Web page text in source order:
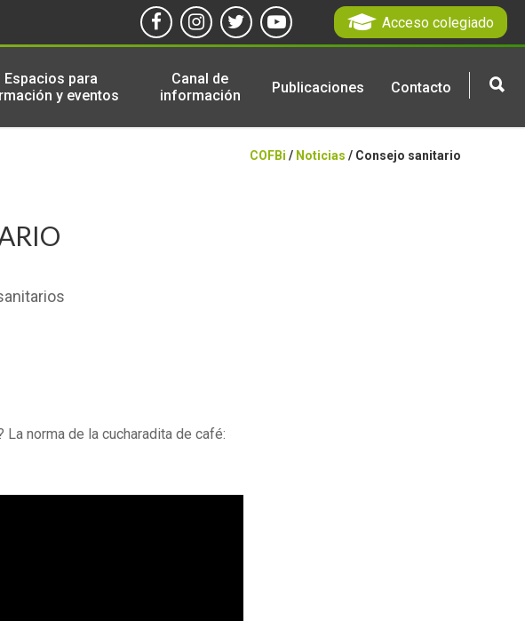
Acceso colegiado
Espacios para
y eventos
Canal de
información
Publicaciones Contacto
COFBi / Noticias / Consejo sanitario
norma de la cucharadita de café: